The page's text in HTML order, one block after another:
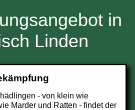
in
Linden
- von klein wie
Marder und Ratten - findet der